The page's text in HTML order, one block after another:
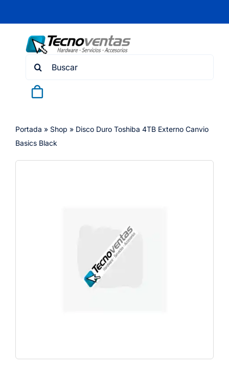
content
Search
Portada » Shop » Disco Duro Toshiba 4TB Externo Canvio
Basics Black